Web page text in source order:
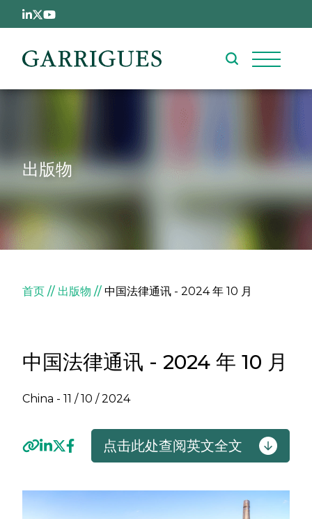
跳转到主要内容
出版物
面包屑
首页 出版物 中国法律通讯 - 2024 年 10 月
中国法律通讯 - 2024 年 10 月
China - 11 / 10 / 2024
点击此处查阅英文全文